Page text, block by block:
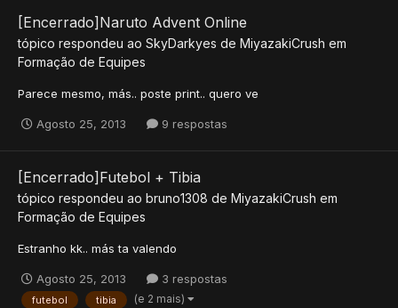
[Encerrado]Naruto Advent Online
tópico respondeu ao SkyDarkyes de MiyazakiCrush em
Formação de Equipes
Parece mesmo, más.. poste print.. quero ve
Agosto 25, 2013 9 respostas
[Encerrado]Futebol + Tibia
tópico respondeu ao bruno1308 de MiyazakiCrush em
Formação de Equipes
Estranho kk.. más ta valendo
Agosto 25, 2013 3 respostas
futebol tibia (e 2 mais)